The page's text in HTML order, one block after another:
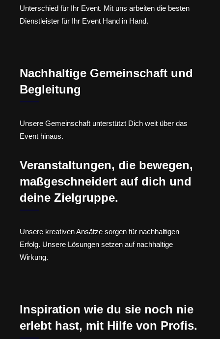
Unterschied für Ihr Event. Mit uns arbeiten die besten
Dienstleister für Ihr Event Hand in Hand.
Nachhaltige Gemeinschaft und
Begleitung
Unsere Gemeinschaft unterstützt Dich weit über das
Event hinaus.
Veranstaltungen, die bewegen,
maßgeschneidert auf dich und
deine Zielgruppe.
Unsere kreativen Ansätze sorgen für nachhaltigen
Erfolg. Unsere Lösungen setzen auf nachhaltige
Wirkung.
Inspiration wie du sie noch nie
erlebt hast, mit Hilfe von Profis.